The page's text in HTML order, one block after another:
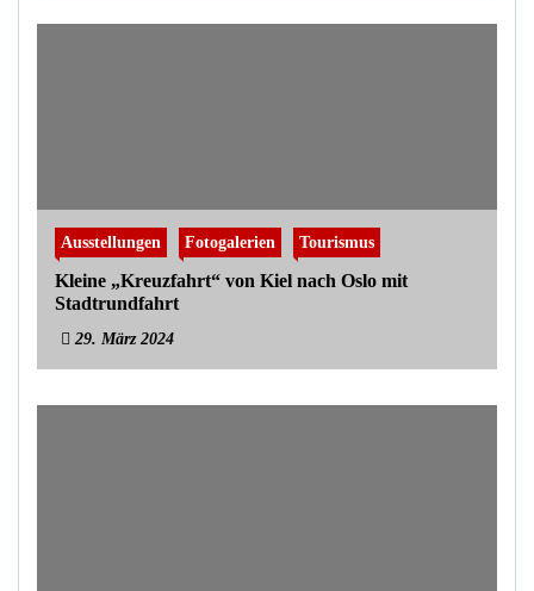
Ausstellungen Fotogalerien Tourismus
Kleine „Kreuzfahrt“ von Kiel nach Oslo mit
Stadtrundfahrt
29. März 2024